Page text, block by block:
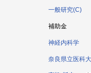
一般研究(C)
補助金
神経内科学
奈良県立医科